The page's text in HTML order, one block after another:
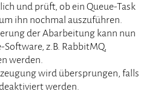
und prüft, ob ein Queue-Task
ihn nochmal auszuführen.
der Abarbeitung kann nun
Software, z.B. RabbitMQ,
werden.
wird übersprungen, falls
werden.